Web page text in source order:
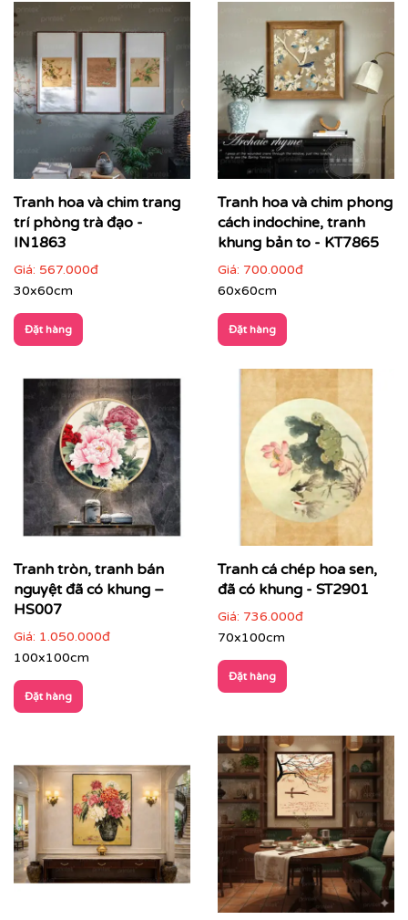
Tông màu trầm ấm
: Be, nâu, vàng nghệ, xám
khói… tạo cảm giác ấm cúng, dễ chịu.
Họa tiết tinh tế: hoa văn sen, rồng phượng, cảnh
làng quê, cây cối thanh nhã, mang đậm văn hóa Á
Đông.
Bố cục cân đối – tinh giản
: dễ dàng kết hợp với
nhiều phong cách nội thất từ cổ điển, bán cổ điển
Chất liệu mộc mạc nhưng tinh xảo: gợi nhớ không
gian Indochine xưa, nâng tầm gu thẩm mỹ cho
không gian sống và làm việc.
Tranh hoa và chim trang
trí phòng trà đạo -
IN1863
Giá: 567.000đ
30x60cm
Đặt hàng
Tranh hoa và chim phong
cách indochine, tranh
khung bản to - KT7865
Giá: 700.000đ
60x60cm
Đặt hàng
Tranh tròn, tranh bán
nguyệt đã có khung –
HS007
Giá: 1.050.000đ
100x100cm
Đặt hàng
Tranh cá chép hoa sen,
đã có khung - ST2901
Giá: 736.000đ
70x100cm
Đặt hàng